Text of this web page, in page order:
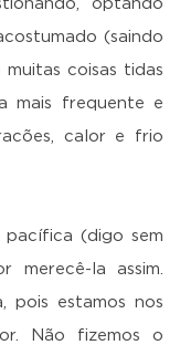
optando
(saindo
coisas tidas
mais frequente e
calor e frio
pacífica (digo sem
merecê-la assim.
pois estamos nos
Não fizemos o